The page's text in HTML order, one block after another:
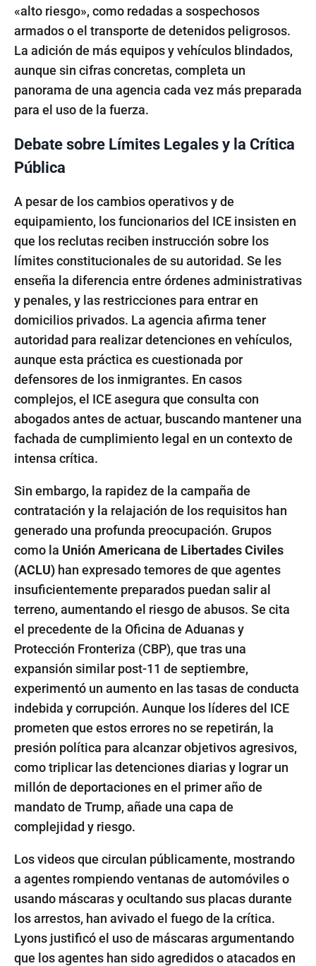
«alto riesgo», como redadas a sospechosos
armados o el transporte de detenidos peligrosos.
La adición de más equipos y vehículos blindados,
aunque sin cifras concretas, completa un
panorama de una agencia cada vez más preparada
para el uso de la fuerza.
Debate sobre Límites Legales y la Crítica
Pública
A pesar de los cambios operativos y de
equipamiento, los funcionarios del ICE insisten en
que los reclutas reciben instrucción sobre los
límites constitucionales de su autoridad. Se les
enseña la diferencia entre órdenes administrativas
y penales, y las restricciones para entrar en
domicilios privados. La agencia afirma tener
autoridad para realizar detenciones en vehículos,
aunque esta práctica es cuestionada por
defensores de los inmigrantes. En casos
complejos, el ICE asegura que consulta con
abogados antes de actuar, buscando mantener una
fachada de cumplimiento legal en un contexto de
intensa crítica.
Sin embargo, la rapidez de la campaña de
contratación y la relajación de los requisitos han
generado una profunda preocupación. Grupos
como la Unión Americana de Libertades Civiles
(ACLU) han expresado temores de que agentes
insuficientemente preparados puedan salir al
terreno, aumentando el riesgo de abusos. Se cita
el precedente de la Oficina de Aduanas y
Protección Fronteriza (CBP), que tras una
expansión similar post-11 de septiembre,
experimentó un aumento en las tasas de conducta
indebida y corrupción. Aunque los líderes del ICE
prometen que estos errores no se repetirán, la
presión política para alcanzar objetivos agresivos,
como triplicar las detenciones diarias y lograr un
millón de deportaciones en el primer año de
mandato de Trump, añade una capa de
complejidad y riesgo.
Los videos que circulan públicamente, mostrando
a agentes rompiendo ventanas de automóviles o
usando máscaras y ocultando sus placas durante
los arrestos, han avivado el fuego de la crítica.
Lyons justificó el uso de máscaras argumentando
que los agentes han sido agredidos o atacados en